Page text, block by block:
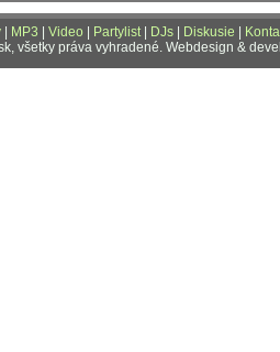
MP3 Video Partylist| DJs Diskusie
všetky práva vyhradené. Webdesign &